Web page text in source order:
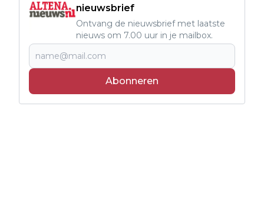
nieuwsbrief
Ontvang de nieuwsbrief met laatste
nieuws om 7.00 uur in je mailbox.
Abonneren